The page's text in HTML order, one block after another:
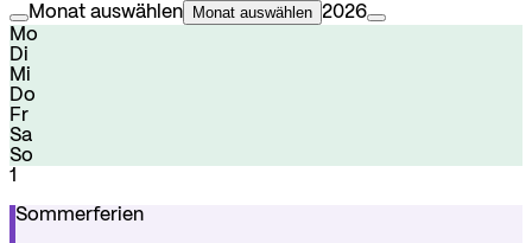
Monat auswählen Monat auswählen 2026
Mo
Di
Mi
Do
Fr
Sa
So
1
Sommerferien